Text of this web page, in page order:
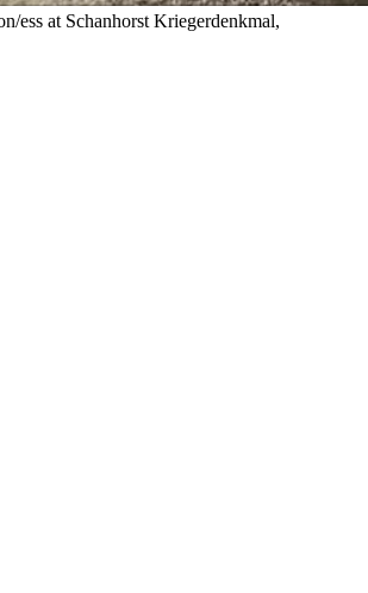
ess at Schanhorst Kriegerdenkmal,